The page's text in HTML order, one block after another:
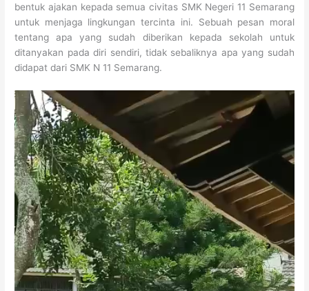
bentuk ajakan kepada semua civitas SMK Negeri 11 Semarang
untuk menjaga lingkungan tercinta ini. Sebuah pesan moral
tentang apa yang sudah diberikan kepada sekolah untuk
ditanyakan pada diri sendiri, tidak sebaliknya apa yang sudah
didapat dari SMK N 11 Semarang.
Video
Player